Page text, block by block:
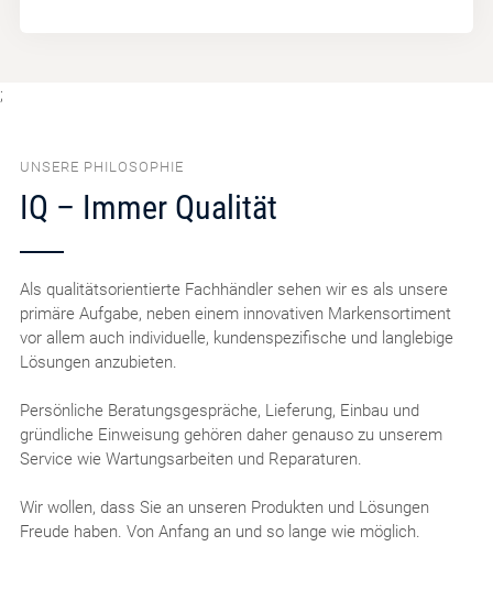
;
UNSERE PHILOSOPHIE
IQ – Immer Qualität
Als qualitätsorientierte Fachhändler sehen wir es als unsere
primäre Aufgabe, neben einem innovativen Markensortiment
vor allem auch individuelle, kundenspezifische und langlebige
Lösungen anzubieten.
Persönliche Beratungsgespräche, Lieferung, Einbau und
gründliche Einweisung gehören daher genauso zu unserem
Service wie Wartungsarbeiten und Reparaturen.
Wir wollen, dass Sie an unseren Produkten und Lösungen
Freude haben. Von Anfang an und so lange wie möglich.